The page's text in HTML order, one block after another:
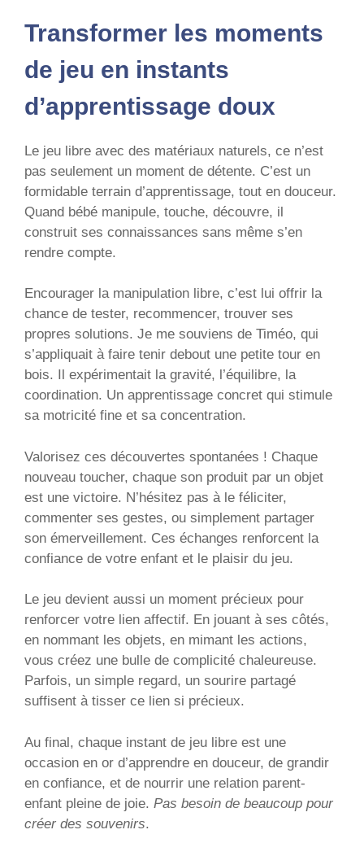
Transformer les moments
de jeu en instants
d’apprentissage doux
Le jeu libre avec des matériaux naturels, ce n’est
pas seulement un moment de détente. C’est un
formidable terrain d’apprentissage, tout en douceur.
Quand bébé manipule, touche, découvre, il
construit ses connaissances sans même s’en
rendre compte.
Encourager la manipulation libre, c’est lui offrir la
chance de tester, recommencer, trouver ses
propres solutions. Je me souviens de Timéo, qui
s’appliquait à faire tenir debout une petite tour en
bois. Il expérimentait la gravité, l’équilibre, la
coordination. Un apprentissage concret qui stimule
sa motricité fine et sa concentration.
Valorisez ces découvertes spontanées ! Chaque
nouveau toucher, chaque son produit par un objet
est une victoire. N’hésitez pas à le féliciter,
commenter ses gestes, ou simplement partager
son émerveillement. Ces échanges renforcent la
confiance de votre enfant et le plaisir du jeu.
Le jeu devient aussi un moment précieux pour
renforcer votre lien affectif. En jouant à ses côtés,
en nommant les objets, en mimant les actions,
vous créez une bulle de complicité chaleureuse.
Parfois, un simple regard, un sourire partagé
suffisent à tisser ce lien si précieux.
Au final, chaque instant de jeu libre est une
occasion en or d’apprendre en douceur, de grandir
en confiance, et de nourrir une relation parent-
enfant pleine de joie. Pas besoin de beaucoup pour
créer des souvenirs.